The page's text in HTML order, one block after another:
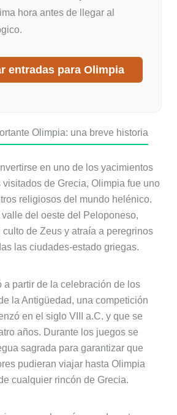
hora antes de llegar al
entradas para Olimpia
Olimpia: una breve historia
en uno de los yacimientos
de Grecia, Olimpia fue uno
religiosos del mundo helénico.
del oeste del Peloponeso,
de Zeus y atraía a peregrinos
las ciudades-estado griegas.
a partir de la celebración de los
la Antigüedad, una competición
en el siglo VIII a.C. y que se
años. Durante los juegos se
sagrada para garantizar que
pudieran viajar hasta Olimpia
cualquier rincón de Grecia.